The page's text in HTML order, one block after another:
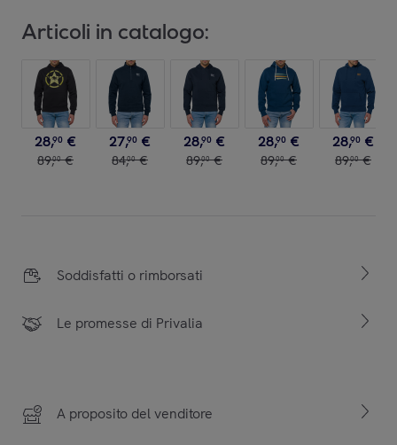
Articoli in catalogo:
28,90 €
89,00 €
27,90 €
84,00 €
28,90 €
89,00 €
28,90 €
89,00 €
28,90 €
89,00 €
Soddisfatti o rimborsati
Le promesse di Privalia
A proposito del venditore